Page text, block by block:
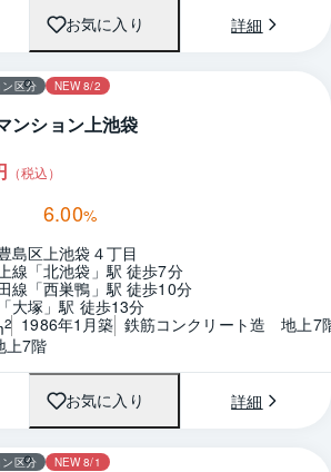
お気に入り 詳細
1 / 0
区分 NEW 8/2
ンション上池袋
（税込）
6.00%
島区上池袋４丁目
線「北池袋」駅 徒歩7分
線「西巣鴨」駅 徒歩10分
大塚」駅 徒歩13分
2 1986年1月築 鉄筋コンクリート造　地上7
上7階
お気に入り 詳細
1 / 0 間取り
区分 NEW 8/1